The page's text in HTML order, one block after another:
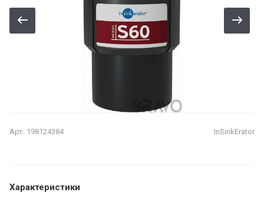
Арт. 198124384 InSinkErator
Характеристики